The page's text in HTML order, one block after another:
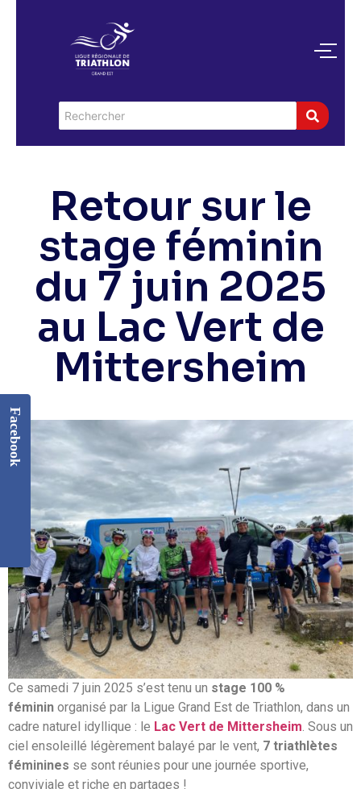
Retour sur le
stage féminin
du 7 juin 2025
au Lac Vert de
Mittersheim
Ce samedi 7 juin 2025 s’est tenu un stage 100 %
féminin organisé par la Ligue Grand Est de Triathlon, dans un
cadre naturel idyllique : le Lac Vert de Mittersheim . Sous un
ciel ensoleillé légèrement balayé par le vent, 7 triathlètes
féminines se sont réunies pour une journée sportive,
conviviale et riche en partages !
Facebook